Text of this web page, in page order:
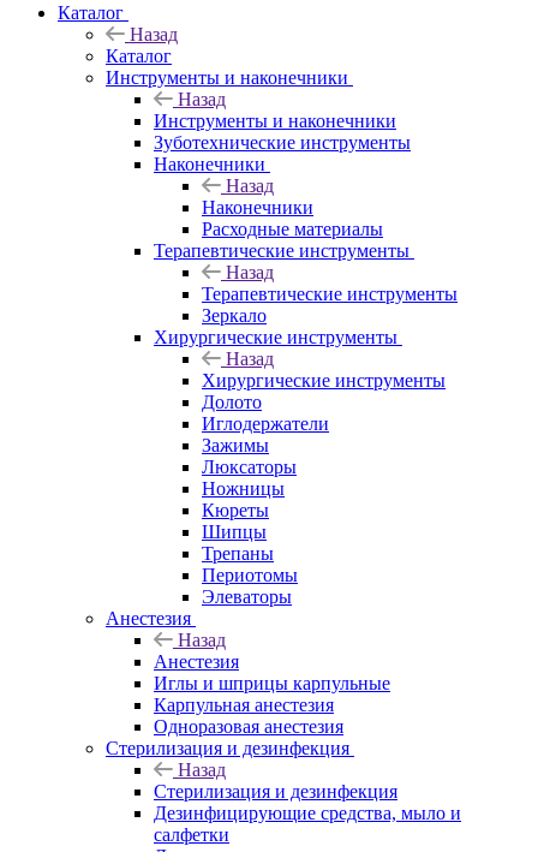
Каталог
Назад
Каталог
Инструменты и наконечники
Назад
Инструменты и наконечники
Зуботехнические инструменты
Наконечники
Назад
Наконечники
Расходные материалы
Терапевтические инструменты
Назад
Терапевтические инструменты
Зеркало
Хирургические инструменты
Назад
Хирургические инструменты
Долото
Иглодержатели
Зажимы
Люксаторы
Ножницы
Кюреты
Шипцы
Трепаны
Периотомы
Элеваторы
Анестезия
Назад
Анестезия
Иглы и шприцы карпульные
Карпульная анестезия
Одноразовая анестезия
Стерилизация и дезинфекция
Назад
Стерилизация и дезинфекция
Дезинфицирующие средства, мыло и
салфетки